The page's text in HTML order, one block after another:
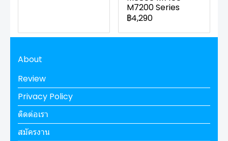
M7200 Series
฿4,290
About
Review
Privacy Policy
ติดต่อเรา
สมัครงาน